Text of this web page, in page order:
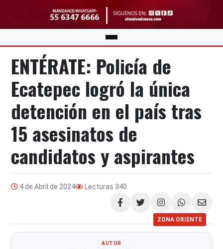
ENTÉRATE: Policía de
Ecatepec logró la única
detención en el país tras
15 asesinatos de
candidatos y aspirantes
4 de Abril de 2024 Lecturas 340
Compartir
ZONA ORIENTE
AUTOR